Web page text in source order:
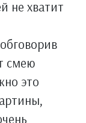
не хватит
смею
это